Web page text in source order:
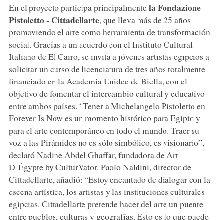
En el proyecto participa principalmentela Fondazione
Pistoletto - Cittadellarte, que lleva más de 25 años
promoviendo el arte como herramienta de transformación
social. Gracias a un acuerdo con el Instituto Cultural
Italiano de El Cairo, se invita a jóvenes artistas egipcios a
solicitar un curso de licenciatura de tres años totalmente
financiado en la Academia Unidee de Biella, con el
objetivo de fomentar el intercambio cultural y educativo
entre ambos países. “Tener a Michelangelo Pistoletto en
Forever Is Now es un momento histórico para Egipto y
para el arte contemporáneo en todo el mundo. Traer su
voz a las Pirámides no es sólo simbólico, es visionario”,
declaró Nadine Abdel Ghaffar, fundadora de Art
D’Égypte by CulturVator. Paolo Naldini, director de
Cittadellarte, añadió: “Estoy encantado de dialogar con la
escena artística, los artistas y las instituciones culturales
egipcias. Cittadellarte pretende hacer del arte un puente
entre pueblos, culturas y geografías. Esto es lo que puede